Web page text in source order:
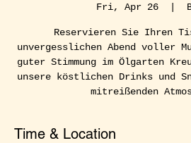
Fri, Apr 26
  |
Reservieren Sie Ihren
unvergesslichen Abend voller
guter Stimmung im Ölgarten
unsere köstlichen Drinks und
mitreißenden
Time & Location